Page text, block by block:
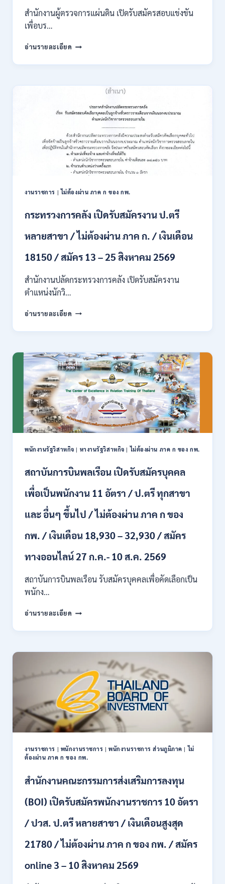
สูงสุด
15
2569
สำนักงานผู้ตรวจการแผ่นดิน เปิดรับสมัครสอบแข่งขัน
เพื่อบร…
อ่านรายละเอียด สำนักงาน
ตรวจ
แผ่น
รับ
สอบ
แข่งขัน
เพื่อ
บรรจุ
เป็น
44
/
และ
ทุก
อื่นๆ
ผ่าน
สมัคร
ได้
/
เงิน
เดือน
สูงสุด
23,600
/
ONLINE
13
ส.ค.
งานราชการ |ไม่ต้องผ่าน ภาค ก ของ กพ.
กระทรวงการคลัง เปิดรับสมัครงาน ป.ตรี
หลายสาขา / ไม่ต้องผ่าน ภาค ก. / เงินเดือน
18150 / สมัคร 13 – 25 สิงหาคม 2569
สำนักงานปลัดกระทรวงการคลัง เปิดรับสมัครงาน
ตำแหน่งนักวิ…
อ่านรายละเอียด กระทรวง
คลัง
รับ
สมัคร
งาน
ป.ตรี
หลาย
สาขา
/
ไม่
ต้อง
ภาค
/
เดือน
/
13
25
สิงหาคม
2569
พนักงานรัฐวิสาหกิจ | หางานรัฐวิสาหกิจ |ไม่ต้องผ่าน ภาค ก ของ กพ.
สถาบันการบินพลเรือน เปิดรับสมัครบุคคล
เพื่อเป็นพนักงาน 11 อัตรา / ป.ตรี ทุกสาขา
และ อื่นๆ ขึ้นไป / ไม่ต้องผ่าน ภาค ก ของ
กพ. / เงินเดือน 18,930 – 32,930 / สมัคร
ทางออนไลน์ 27 ก.ค.- 10 ส.ค. 2569
สถาบันการบินพลเรือน รับสมัครบุคคลเพื่อคัดเลือกเป็น
พนักง…
อ่านรายละเอียด สถาบัน
บิน
เปิด
สมัคร
บุคคล
เพื่อ
เป็น
พนักงาน
11
อัตรา
ป.ตรี
ทุก
และ
ขึ้น
/
ต้อง
ภาค
งานราชการ | พนักงานราชการ |พนักงานราชการ ส่วนภูมิภาค |ไม่
ต้องผ่าน ภาค ก ของ กพ.
สำนักงานคณะกรรมการส่งเสริมการลงทุน
(BOI) เปิดรับสมัครพนักงานราชการ 10 อัตรา
/ ปวส. ป.ตรี หลายสาขา / เงินเดือนสูงสุด
21780 / ไม่ต้องผ่าน ภาค ก ของ กพ. / สมัคร
online 3 – 10 สิงหาคม 2569